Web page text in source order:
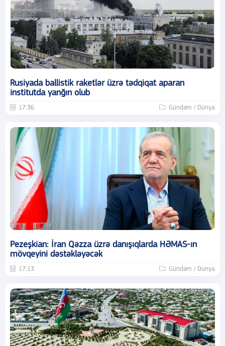
Rusiyada ballistik raketlər üzrə tədqiqat aparan
institutda yanğın olub
17:36 Gündəm / Dünya
Pezeşkian: İran Qəzza üzrə danışıqlarda HƏMAS-ın
mövqeyini dəstəkləyəcək
17:13 Gündəm / Dünya